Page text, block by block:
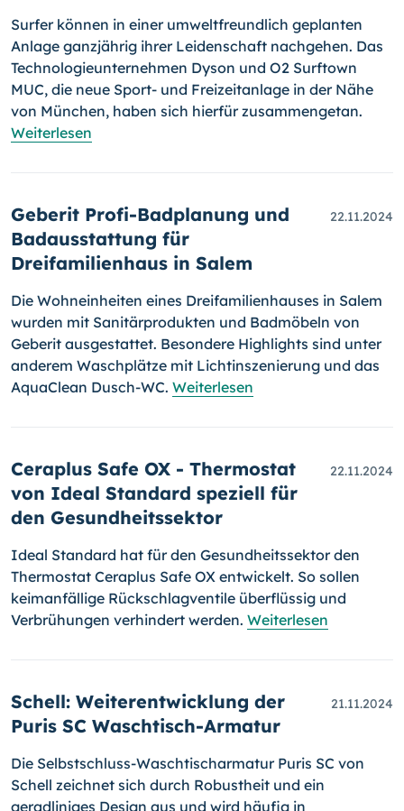
Surfer können in einer umweltfreundlich geplanten
Anlage ganzjährig ihrer Leidenschaft nachgehen. Das
Technologieunternehmen Dyson und O2 Surftown
MUC, die neue Sport- und Freizeitanlage in der Nähe
von München, haben sich hierfür zusammengetan.
Weiterlesen
Geberit Profi-Badplanung und
Badausstattung für
Dreifamilienhaus in Salem
22.11.2024
Die Wohneinheiten eines Dreifamilienhauses in Salem
wurden mit Sanitärprodukten und Badmöbeln von
Geberit ausgestattet. Besondere Highlights sind unter
anderem Waschplätze mit Lichtinszenierung und das
AquaClean Dusch-WC. Weiterlesen
Ceraplus Safe OX - Thermostat
von Ideal Standard speziell für
den Gesundheitssektor
22.11.2024
Ideal Standard hat für den Gesundheitssektor den
Thermostat Ceraplus Safe OX entwickelt. So sollen
keimanfällige Rückschlagventile überflüssig und
Verbrühungen verhindert werden. Weiterlesen
Schell: Weiterentwicklung der
Puris SC Waschtisch-Armatur
21.11.2024
Die Selbstschluss-Waschtischarmatur Puris SC von
Schell zeichnet sich durch Robustheit und ein
geradliniges Design aus und wird häufig in